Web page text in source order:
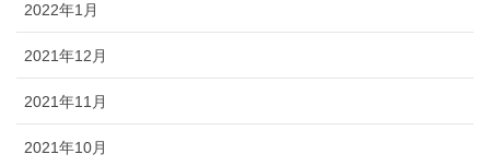
2022年1月
2021年12月
2021年11月
2021年10月